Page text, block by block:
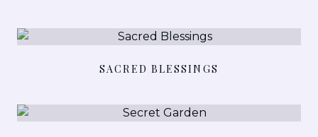
SACRED BLESSINGS